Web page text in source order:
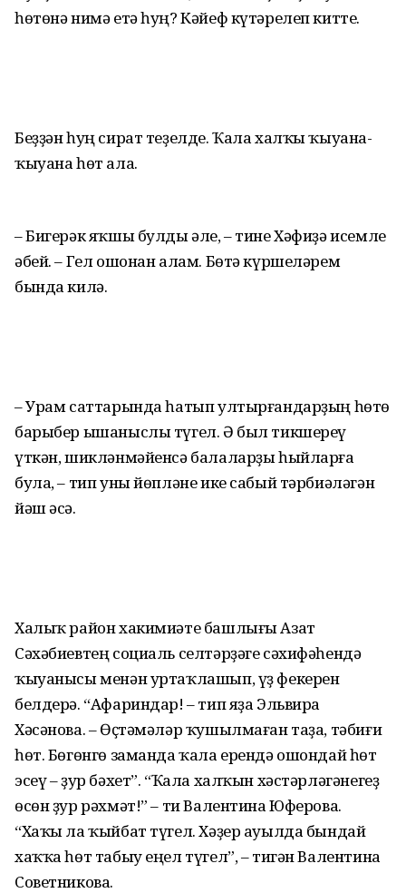
һөтөнә нимә етә һуң? Кәйеф күтәрелеп китте.
Беҙҙән һуң сират теҙелде. Ҡала халҡы ҡыуана-
ҡыуана һөт ала.
– Бигерәк яҡшы булды әле, – тине Хәфиҙә исемле
әбей. – Гел ошонан алам. Бөтә күршеләрем
бында килә.
– Урам саттарында һатып ултырған­дарҙың һөтө
барыбер ышаныслы түгел. Ә был тикшереү
үткән, шикләнмәйенсә балаларҙы һыйларға
була, – тип уны йөпләне ике сабый тәрбиәләгән
йәш әсә.
Халыҡ район хакимиәте башлығы Азат
Сәхәбиевтең социаль селтәрҙәге сәхифә­һен­дә
ҡыуанысы менән уртаҡлашып, үҙ фекерен
белдерә. “Афариндар! – тип яҙа Эльвира
Хәсәнова. – Өҫтәмәләр ҡушылмаған таҙа, тәбиғи
һөт. Бөгөнгө заманда ҡала ерендә ошондай һөт
эсеү – ҙур бәхет”. “Ҡала халҡын хәстәрләгәнегеҙ
өсөн ҙур рәхмәт!” – ти Валентина Юферова.
“Хаҡы ла ҡыйбат түгел. Хәҙер ауылда бындай
хаҡҡа һөт табыу еңел түгел”, – тигән Валентина
Советникова.